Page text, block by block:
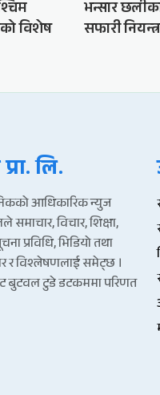
विशेष
भन्सार
सफारी
लि.
आधिकारिक न्युज
समाचार, विचार, शिक्षा,
प्रविधि, भिडियो तथा
र विश्लेषणलाई समेट्छ ।
बुटवल टुडे डटकममा परिणत